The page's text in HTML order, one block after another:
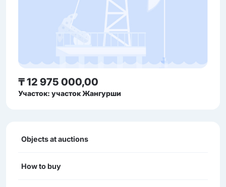
₸ 12 975 000,00
Участок: участок Жангурши
Objects at auctions
How to buy